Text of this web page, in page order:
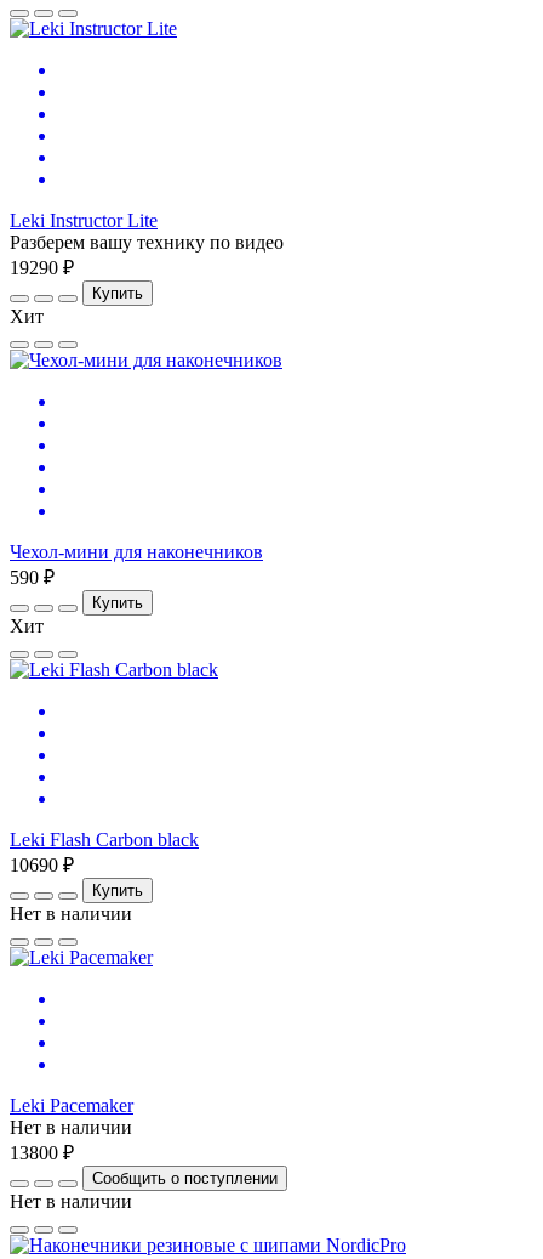
Leki Instructor Lite
Разберем вашу технику по видео
19290 ₽
Купить
Хит
Чехол-мини для наконечников
590 ₽
Купить
Хит
Leki Flash Carbon black
10690 ₽
Купить
Нет в наличии
Leki Pacemaker
Нет в наличии
13800 ₽
Сообщить о поступлении
Нет в наличии